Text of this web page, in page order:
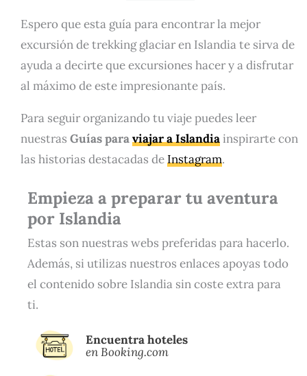
Espero que esta guía para encontrar la mejor
excursión de trekking glaciar en Islandia te sirva de
ayuda a decirte que excursiones hacer y a disfrutar
al máximo de este impresionante país.
Para seguir organizando tu viaje puedes leer
nuestras Guías paraviajar a Islandiainspirarte con
las historias destacadas deInstagram.
Empieza a preparar tu aventura
por Islandia
Estas son nuestras webs preferidas para hacerlo.
Además, si utilizas nuestros enlaces apoyas todo
el contenido sobre Islandia sin coste extra para
ti.
Encuentra hoteles
en Booking.com